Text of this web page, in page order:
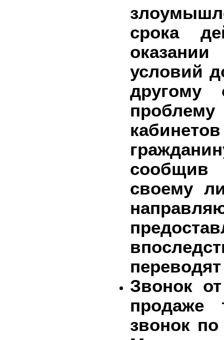
срока
условий
другому
сообщив
своему
Звонок
продаже
звонок